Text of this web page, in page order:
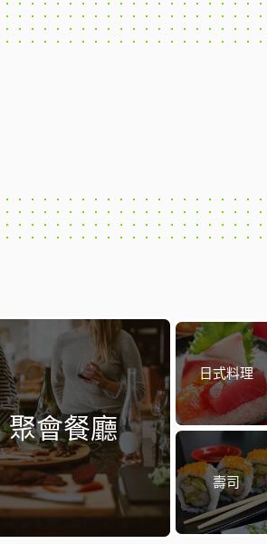
聚會餐廳
日式料理
壽司